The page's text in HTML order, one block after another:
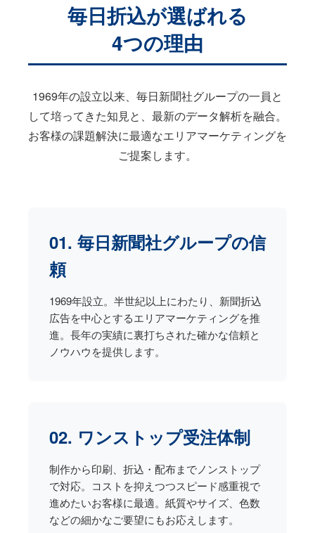
採用情報
お問合せ
毎日折込が選ばれる
4つの理由
1969年の設立以来、毎日新聞社グループの一員と
して培ってきた知見と、最新のデータ解析を融合。
お客様の課題解決に最適なエリアマーケティングを
ご提案します。
01. 毎日新聞社グループの信
頼
1969年設立。半世紀以上にわたり、新聞折込
広告を中心とするエリアマーケティングを推
進。長年の実績に裏打ちされた確かな信頼と
ノウハウを提供します。
02. ワンストップ受注体制
制作から印刷、折込・配布までノンストップ
で対応。コストを抑えつつスピード感重視で
進めたいお客様に最適。紙質やサイズ、色数
などの細かなご要望にもお応えします。